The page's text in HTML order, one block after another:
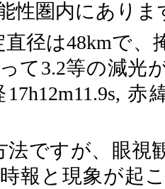
性圏内にありま
径は48kmで、
て3.2等の減光
赤
法ですが、眼視
報と現象が起